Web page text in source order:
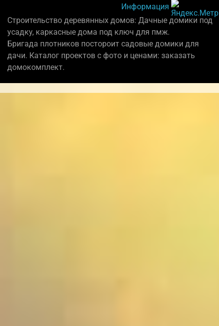
Информация
Строительство деревянных домов: Дачные домики под
усадку, каркасные дома под ключ для пмж.
Бригада плотников постороит садовые домики для
дачи. Каталог проектов с фото и ценами: заказать
домокомплект.